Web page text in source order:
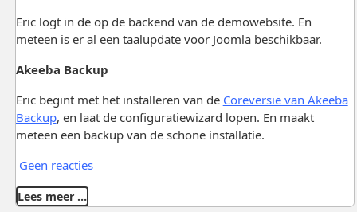
Eric logt in de op de backend van de demowebsite. En
meteen is er al een taalupdate voor Joomla beschikbaar.
Akeeba Backup
Eric begint met het installeren van de Coreversie van Akeeba
Backup, en laat de configuratiewizard lopen. En maakt
meteen een backup van de schone installatie.
Geen reacties
Lees meer …